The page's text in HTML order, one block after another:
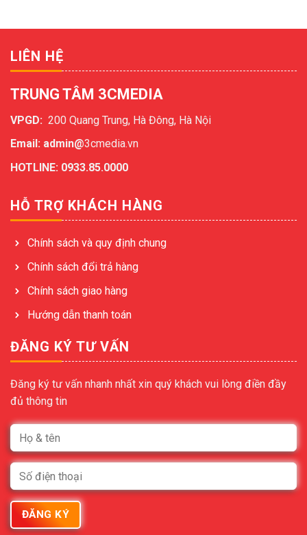
LIÊN HỆ
TRUNG TÂM 3CMEDIA
VPGD: 200 Quang Trung, Hà Đông, Hà Nội
Email: admin@3cmedia.vn
HOTLINE: 0933.85.0000
HỖ TRỢ KHÁCH HÀNG
Chính sách và quy định chung
Chính sách đổi trả hàng
Chính sách giao hàng
Hướng dẫn thanh toán
ĐĂNG KÝ TƯ VẤN
Đăng ký tư vấn nhanh nhất xin quý khách vui lòng điền đầy
đủ thông tin